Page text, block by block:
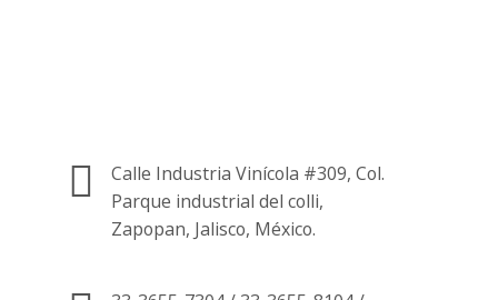
Calle Industria Vinícola #309, Col.
Parque industrial del colli,
Zapopan, Jalisco, México.